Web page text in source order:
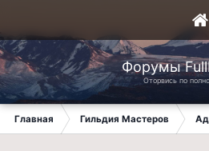
Форумы
Оторвись по
Главная Гильдия Мастеров